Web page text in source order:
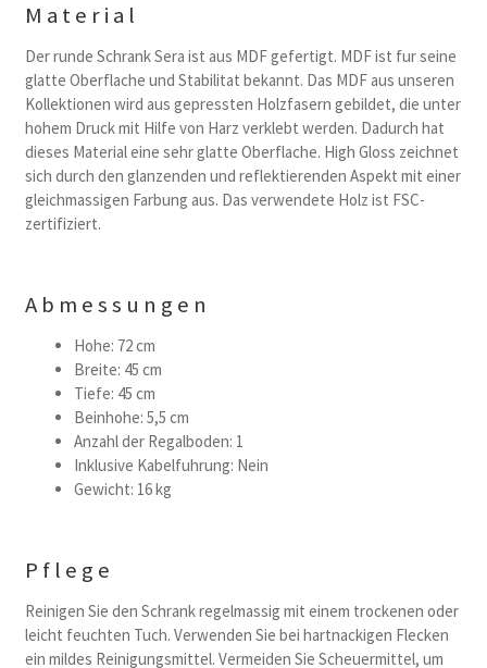
Material
Der runde Schrank Sera ist aus MDF gefertigt. MDF ist fur seine
glatte Oberflache und Stabilitat bekannt. Das MDF aus unseren
Kollektionen wird aus gepressten Holzfasern gebildet, die unter
hohem Druck mit Hilfe von Harz verklebt werden. Dadurch hat
dieses Material eine sehr glatte Oberflache. High Gloss zeichnet
sich durch den glanzenden und reflektierenden Aspekt mit einer
gleichmassigen Farbung aus. Das verwendete Holz ist FSC-
zertifiziert.
Abmessungen
Hohe: 72 cm
Breite: 45 cm
Tiefe: 45 cm
Beinhohe: 5,5 cm
Anzahl der Regalboden: 1
Inklusive Kabelfuhrung: Nein
Gewicht: 16 kg
Pflege
Reinigen Sie den Schrank regelmassig mit einem trockenen oder
leicht feuchten Tuch. Verwenden Sie bei hartnackigen Flecken
ein mildes Reinigungsmittel. Vermeiden Sie Scheuermittel, um